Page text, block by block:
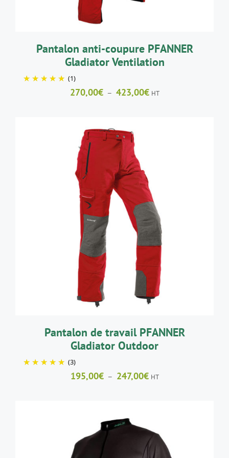
PEUVENT
LA
PAGE
DU
Pantalon anti-coupure PFANNER
Gladiator Ventilation
(1)
270,00€ – 423,00€Plage
HT
CHOIX DES OPTIONS CE
PRODUIT
A
PLUSIEURS
VARIATIONS.
LES
OPTIONS
PEUVENT
ÊTRE
LA
PAGE
DU
DÉTAILS
Pantalon de travail PFANNER
Gladiator Outdoor
(3)
195,00€ – 247,00€Plage
247,00€
HT